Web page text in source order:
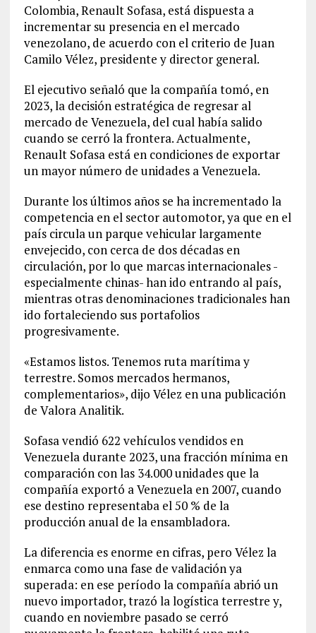
Colombia, Renault Sofasa, está dispuesta a
incrementar su presencia en el mercado
venezolano, de acuerdo con el criterio de Juan
Camilo Vélez, presidente y director general.
El ejecutivo señaló que la compañía tomó, en
2023, la decisión estratégica de regresar al
mercado de Venezuela, del cual había salido
cuando se cerró la frontera. Actualmente,
Renault Sofasa está en condiciones de exportar
un mayor número de unidades a Venezuela.
Durante los últimos años se ha incrementado la
competencia en el sector automotor, ya que en el
país circula un parque vehicular largamente
envejecido, con cerca de dos décadas en
circulación, por lo que marcas internacionales -
especialmente chinas- han ido entrando al país,
mientras otras denominaciones tradicionales han
ido fortaleciendo sus portafolios
progresivamente.
«Estamos listos. Tenemos ruta marítima y
terrestre. Somos mercados hermanos,
complementarios», dijo Vélez en una publicación
de Valora Analitik.
Sofasa vendió 622 vehículos vendidos en
Venezuela durante 2023, una fracción mínima en
comparación con las 34.000 unidades que la
compañía exportó a Venezuela en 2007, cuando
ese destino representaba el 50 % de la
producción anual de la ensambladora.
La diferencia es enorme en cifras, pero Vélez la
enmarca como una fase de validación ya
superada: en ese período la compañía abrió un
nuevo importador, trazó la logística terrestre y,
cuando en noviembre pasado se cerró